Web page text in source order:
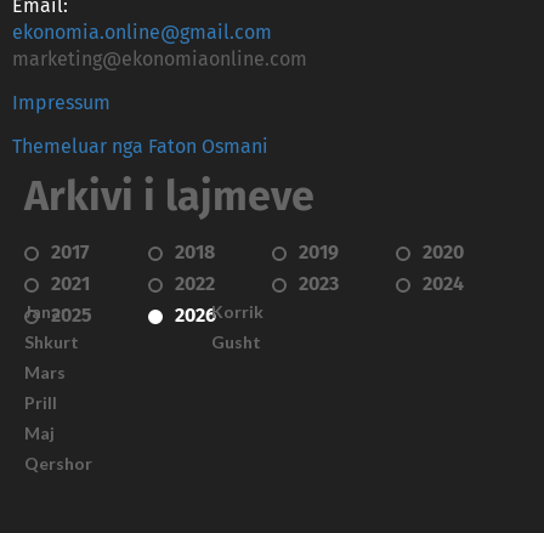
Email:
ekonomia.online@gmail.com
marketing@ekonomiaonline.com
Impressum
Themeluar nga Faton Osmani
Arkivi i lajmeve
2017 2018 2019
2020
2021
2022 2023
2024
2025
2026
Janar
Shkurt
Mars
Prill
Maj
Qershor
Korrik
Gusht